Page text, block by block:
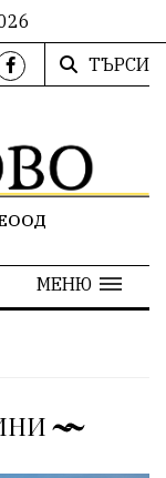
ТЪРСИ
МЕНЮ